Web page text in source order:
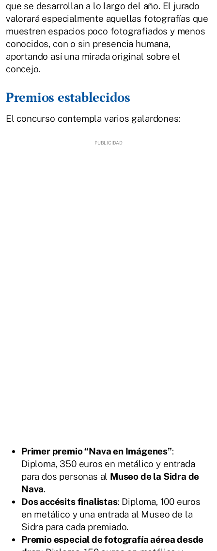
que se desarrollan a lo largo del año. El jurado
valorará especialmente aquellas fotografías que
muestren espacios poco fotografiados y menos
conocidos, con o sin presencia humana,
aportando así una mirada original sobre el
concejo.
Premios establecidos
El concurso contempla varios galardones:
Primer premio “Nava en Imágenes”:
Diploma, 350 euros en metálico y entrada
para dos personas al Museo de la Sidra de
Nava.
Dos accésits finalistas: Diploma, 100 euros
en metálico y una entrada al Museo de la
Sidra para cada premiado.
Premio especial de fotografía aérea desde